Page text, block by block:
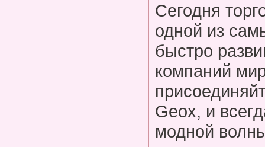
Сегодня
одной из
быстро
компаний
Geox, и
модной